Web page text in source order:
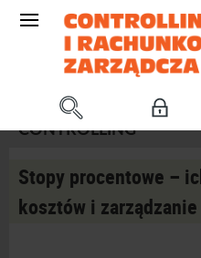
CONTROLLING
Stopy procentowe –
kosztów i